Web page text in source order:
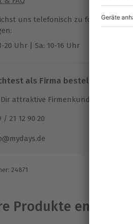
uns telefonisch zu folgenden
20 Uhr | Sa: 10-16 Uhr
als Firma bestellen?
attraktive Firmenkunden Vorteile.
/ 21 12 90 20
: 24871
Produkte entdecken